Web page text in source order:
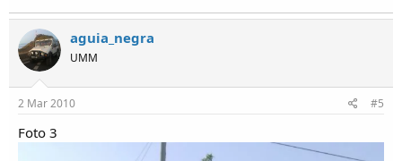
aguia_negra
UMM
2 Mar 2010 #5
Foto 3